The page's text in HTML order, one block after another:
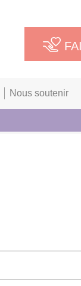
Nous soutenir